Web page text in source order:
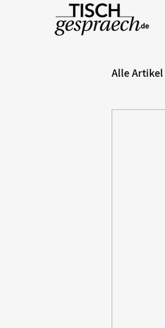
Alle Artikel